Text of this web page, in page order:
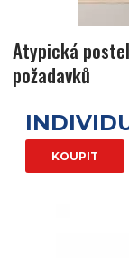
Atypická
požadavků
KOUPIT